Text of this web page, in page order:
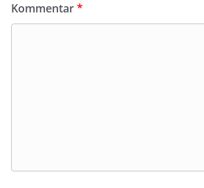
Kommentar*